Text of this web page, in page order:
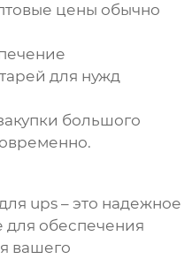
цены обычно
для нужд
большого
ups – это надежное
обеспечения
вашего